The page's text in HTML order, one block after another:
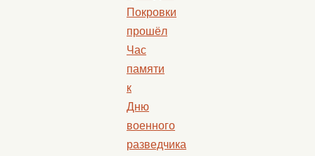
Покровки
прошёл
Час
памяти
к
Дню
военного
разведчика